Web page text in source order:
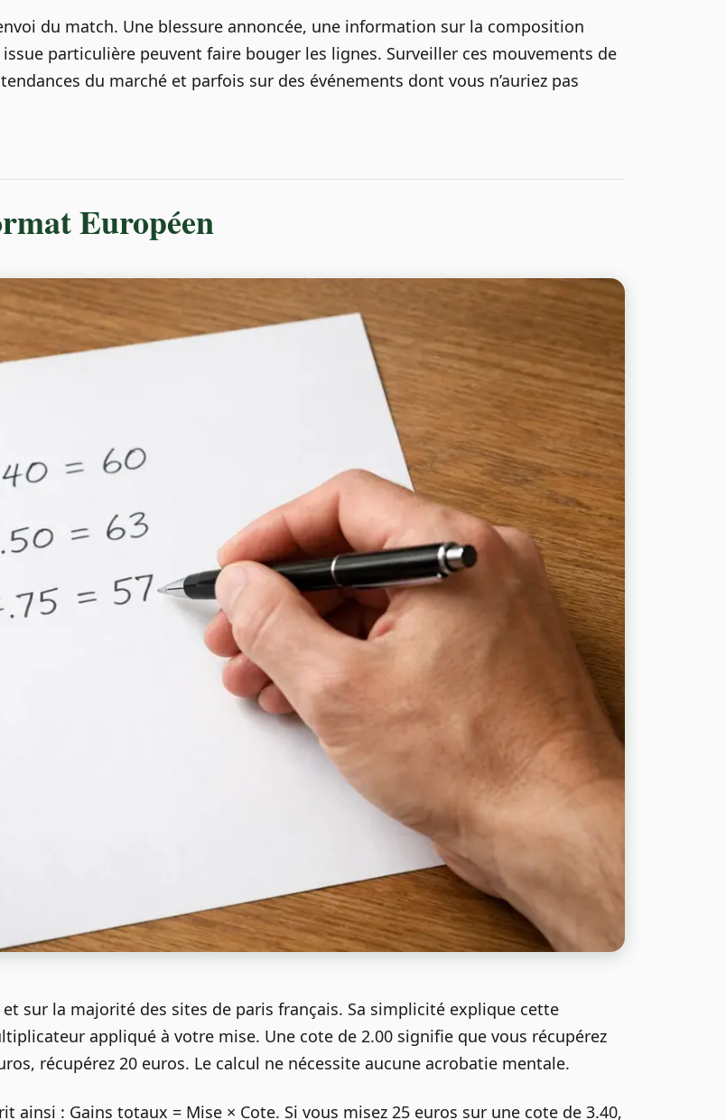
du match. Une blessure annoncée, une information sur la composition
particulière peuvent faire bouger les lignes. Surveiller ces mouvements de
du marché et parfois sur des événements dont vous n’auriez pas
Européen
sur la majorité des sites de paris français. Sa simplicité explique cette
appliqué à votre mise. Une cote de 2.00 signifie que vous récupérez
récupérez 20 euros. Le calcul ne nécessite aucune acrobatie mentale.
ainsi : Gains totaux = Mise × Cote. Si vous misez 25 euros sur une cote de 3.40,